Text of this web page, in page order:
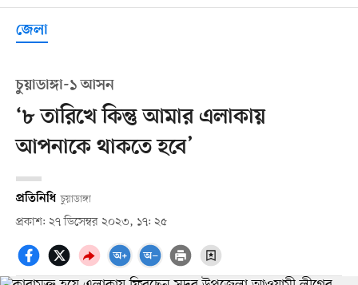
জেলা
চুয়াডাঙ্গা-১ আসন
‘৮ তারিখে কিন্তু আমার এলাকায়
আপনাকে থাকতে হবে’
প্রতিনিধি চুয়াডাঙ্গা
প্রকাশ: ২৭ ডিসেম্বর ২০২৩, ১৭: ২৫